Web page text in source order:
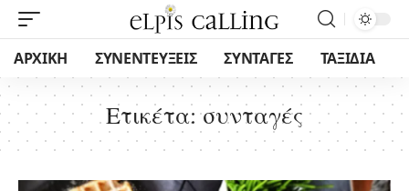
ΑΡΧΙΚΗ ΣΥΝΕΝΤΕΥΞΕΙΣ ΣΥΝΤΑΓΕΣ ΤΑΞΙΔΙΑ
Ετικέτα:συνταγές